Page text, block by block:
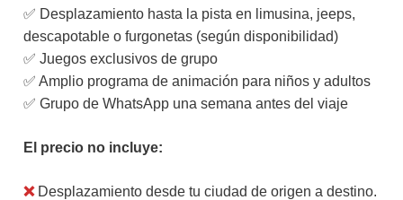
✅ Desplazamiento hasta la pista en limusina, jeeps,
descapotable o furgonetas (según disponibilidad)
✅ Juegos exclusivos de grupo
✅ Amplio programa de animación para niños y adultos
✅ Grupo de WhatsApp una semana antes del viaje
El precio no incluye:
❌Desplazamiento desde tu ciudad de origen a destino.